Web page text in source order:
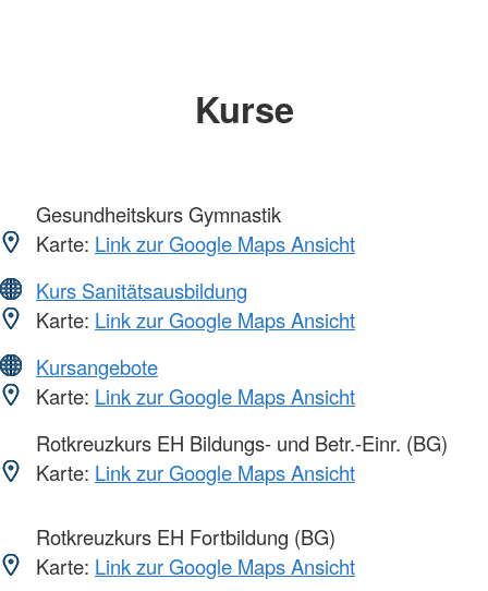
Kurse
Gesundheitskurs Gymnastik
Karte: Link zur Google Maps Ansicht
Kurs Sanitätsausbildung
Karte: Link zur Google Maps Ansicht
Kursangebote
Karte: Link zur Google Maps Ansicht
Rotkreuzkurs EH Bildungs- und Betr.-Einr. (BG)
Karte: Link zur Google Maps Ansicht
Rotkreuzkurs EH Fortbildung (BG)
Karte: Link zur Google Maps Ansicht